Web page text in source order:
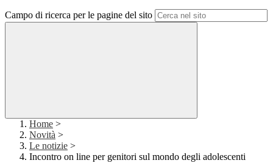
Campo di ricerca per le pagine del sito
Home >
Novità >
Le notizie >
Incontro on line per genitori sul mondo degli adolescenti